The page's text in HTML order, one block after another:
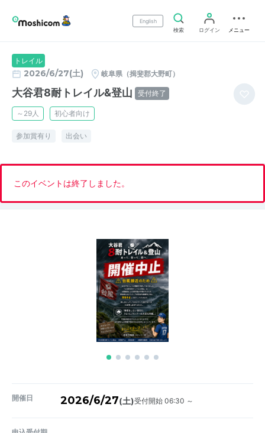
English
検索
ログイン メニュー
トレイル
2026/6/27(土) 岐阜県（揖斐郡大野町）
大谷君8耐トレイル&登山 受付終了
～29人 初心者向け
参加賞有り 出会い
このイベントは終了しました。
開催日 2026/6/27(土)受付開始 06:30 ～